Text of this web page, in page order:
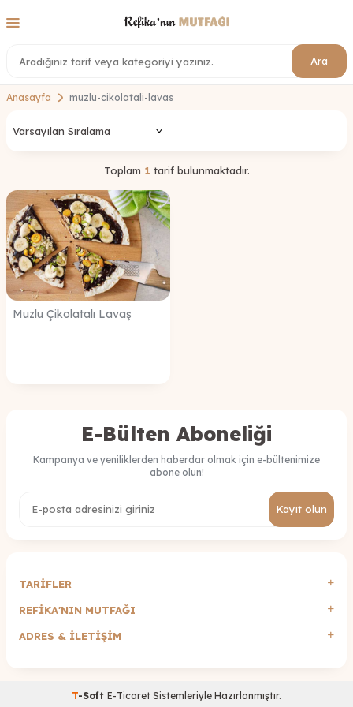
Ara
Anasayfa muzlu-cikolatali-lavas
Toplam 1 tarif bulunmaktadır.
Muzlu Çikolatalı Lavaş
E-Bülten Aboneliği
Kampanya ve yeniliklerden haberdar olmak için e-bültenimize
abone olun!
Kayıt olun
TARİFLER
REFİKA'NIN MUTFAĞI
ADRES & İLETIŞIM
T-Soft E-Ticaret Sistemleriyle Hazırlanmıştır.